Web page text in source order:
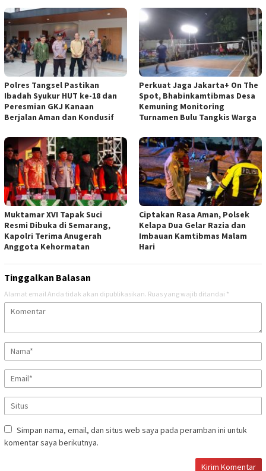
Polres Tangsel Pastikan
Ibadah Syukur HUT ke-18 dan
Peresmian GKJ Kanaan
Berjalan Aman dan Kondusif
Perkuat Jaga Jakarta+ On The
Spot, Bhabinkamtibmas Desa
Kemuning Monitoring
Turnamen Bulu Tangkis Warga
Muktamar XVI Tapak Suci
Resmi Dibuka di Semarang,
Kapolri Terima Anugerah
Anggota Kehormatan
Ciptakan Rasa Aman, Polsek
Kelapa Dua Gelar Razia dan
Imbauan Kamtibmas Malam
Hari
Tinggalkan Balasan
Alamat email Anda tidak akan dipublikasikan. Ruas yang wajib ditandai *
Simpan nama, email, dan situs web saya pada peramban ini untuk
komentar saya berikutnya.